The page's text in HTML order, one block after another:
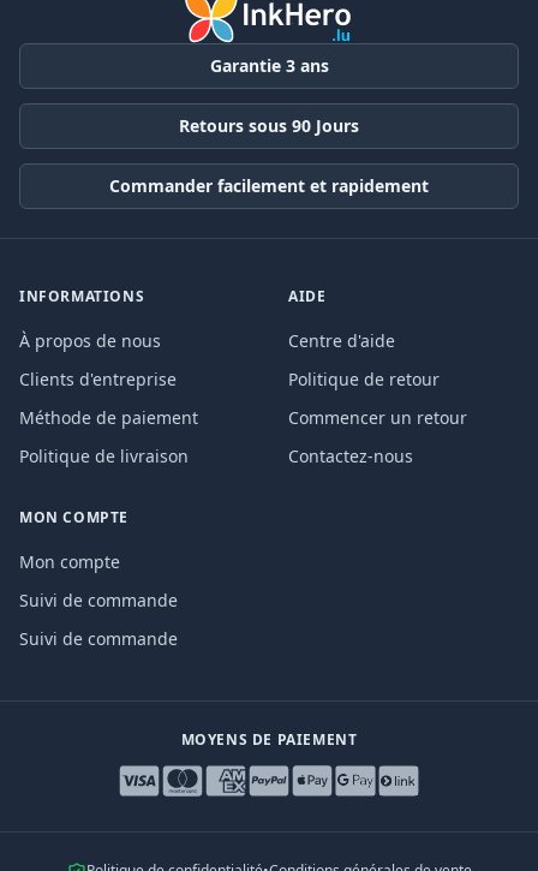
Garantie 3 ans
Retours sous 90 Jours
Commander facilement et rapidement
INFORMATIONS
À propos de nous
Clients d'entreprise
Méthode de paiement
Politique de livraison
AIDE
Centre d'aide
Politique de retour
Commencer un retour
Contactez-nous
MON COMPTE
Mon compte
Suivi de commande
Suivi de commande
MOYENS DE PAIEMENT